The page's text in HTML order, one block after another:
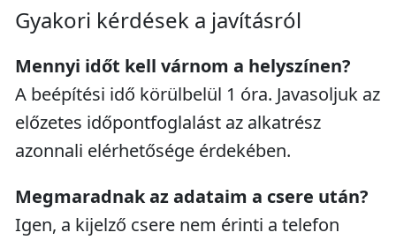
Gyakori kérdések a javításról
Mennyi időt kell várnom a helyszínen?
A beépítési idő körülbelül 1 óra. Javasoljuk az
előzetes időpontfoglalást az alkatrész
azonnali elérhetősége érdekében.
Megmaradnak az adataim a csere után?
Igen, a kijelző csere nem érinti a telefon